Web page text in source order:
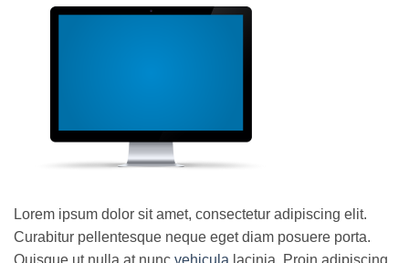
Lorem ipsum dolor sit amet, consectetur adipiscing elit.
Curabitur pellentesque neque eget diam posuere porta.